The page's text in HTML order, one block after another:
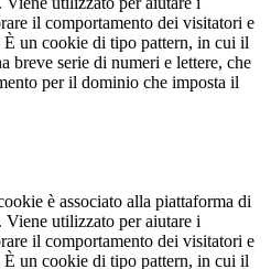
il comportamento dei visitatori e
È un cookie di tipo pattern, in cui il
breve serie di numeri e lettere, che
per il dominio che imposta il
è associato alla piattaforma di
utilizzato per aiutare i
il comportamento dei visitatori e
È un cookie di tipo pattern, in cui il